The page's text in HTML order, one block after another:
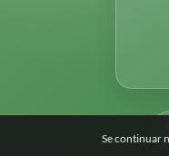
Se continuar